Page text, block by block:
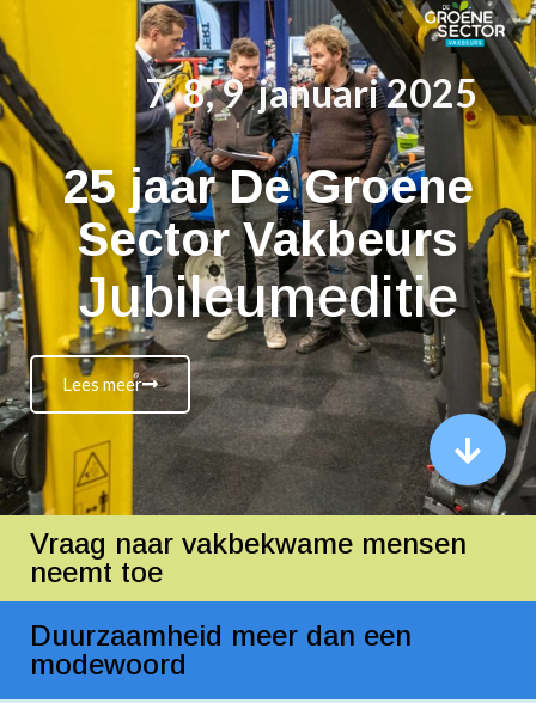
7, 8, 9 januari 2025
25 jaar De Groene
Sector Vakbeurs
Jubileumeditie
Lees meer
Vraag naar vakbekwame mensen
neemt toe
Duurzaamheid meer dan een
modewoord